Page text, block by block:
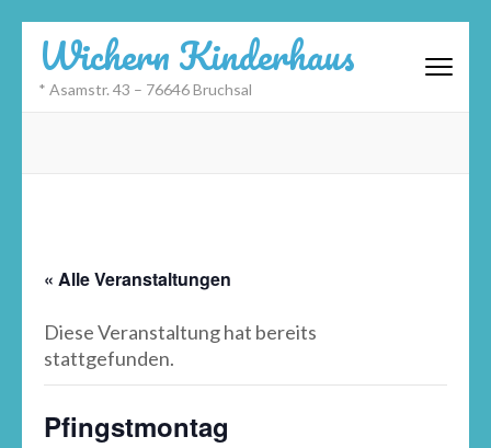
Inhalt
springen
Wichern Kinderhaus
* Asamstr. 43 – 76646 Bruchsal
« Alle Veranstaltungen
Diese Veranstaltung hat bereits
stattgefunden.
Pfingstmontag